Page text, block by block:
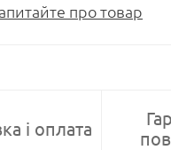
про товар
і оплата